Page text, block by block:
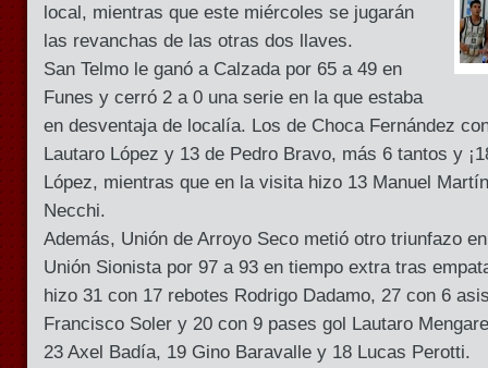
local, mientras que este miércoles se jugarán
las revanchas de las otras dos llaves.
San Telmo le ganó a Calzada por 65 a 49 en
Funes y cerró 2 a 0 una serie en la que estaba
en desventaja de localía. Los de Choca Fernández
Lautaro López y 13 de Pedro Bravo, más 6 tantos y
López, mientras que en la visita hizo 13 Manuel
Necchi.
Además, Unión de Arroyo Seco metió otro triunfazo
Unión Sionista por 97 a 93 en tiempo extra tras
hizo 31 con 17 rebotes Rodrigo Dadamo, 27 con 6
Francisco Soler y 20 con 9 pases gol Lautaro
23 Axel Badía, 19 Gino Baravalle y 18 Lucas Perotti.